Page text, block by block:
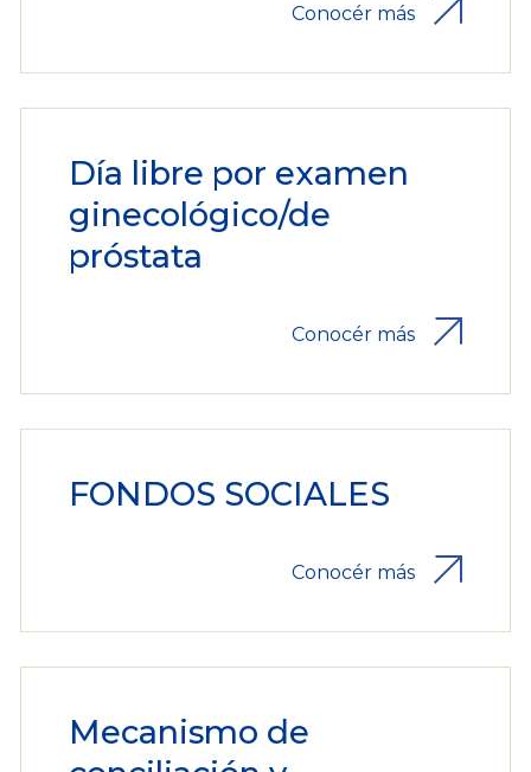
Conocér más
Día libre por examen
ginecológico/de
próstata
Conocér más
FONDOS SOCIALES
Conocér más
Mecanismo de